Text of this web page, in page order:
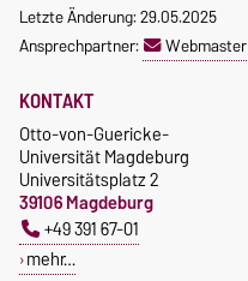
Letzte Änderung: 29.05.2025
Ansprechpartner:
Webmaster
KONTAKT
Otto-von-Guericke-
Universität Magdeburg
Universitätsplatz 2
39106 Magdeburg
+49 391 67-01
mehr…